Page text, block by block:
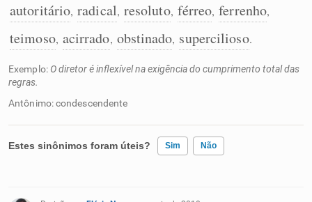
autoritário, radical, resoluto, férreo, ferrenho,
teimoso, acirrado, obstinado, supercilioso.
Exemplo: O diretor é inflexível na exigência do cumprimento total das
regras.
Antônimo: condescendente
Estes sinônimos foram úteis? Sim Não